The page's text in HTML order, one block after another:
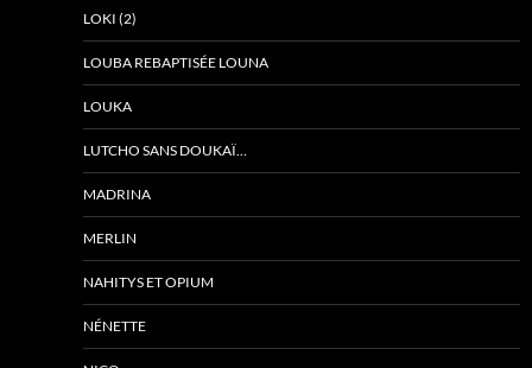
LOKI (2)
LOUBA REBAPTISÉE LOUNA
LOUKA
LUTCHO SANS DOUKAÏ…
MADRINA
MERLIN
NAHITYS ET OPIUM
NÉNETTE